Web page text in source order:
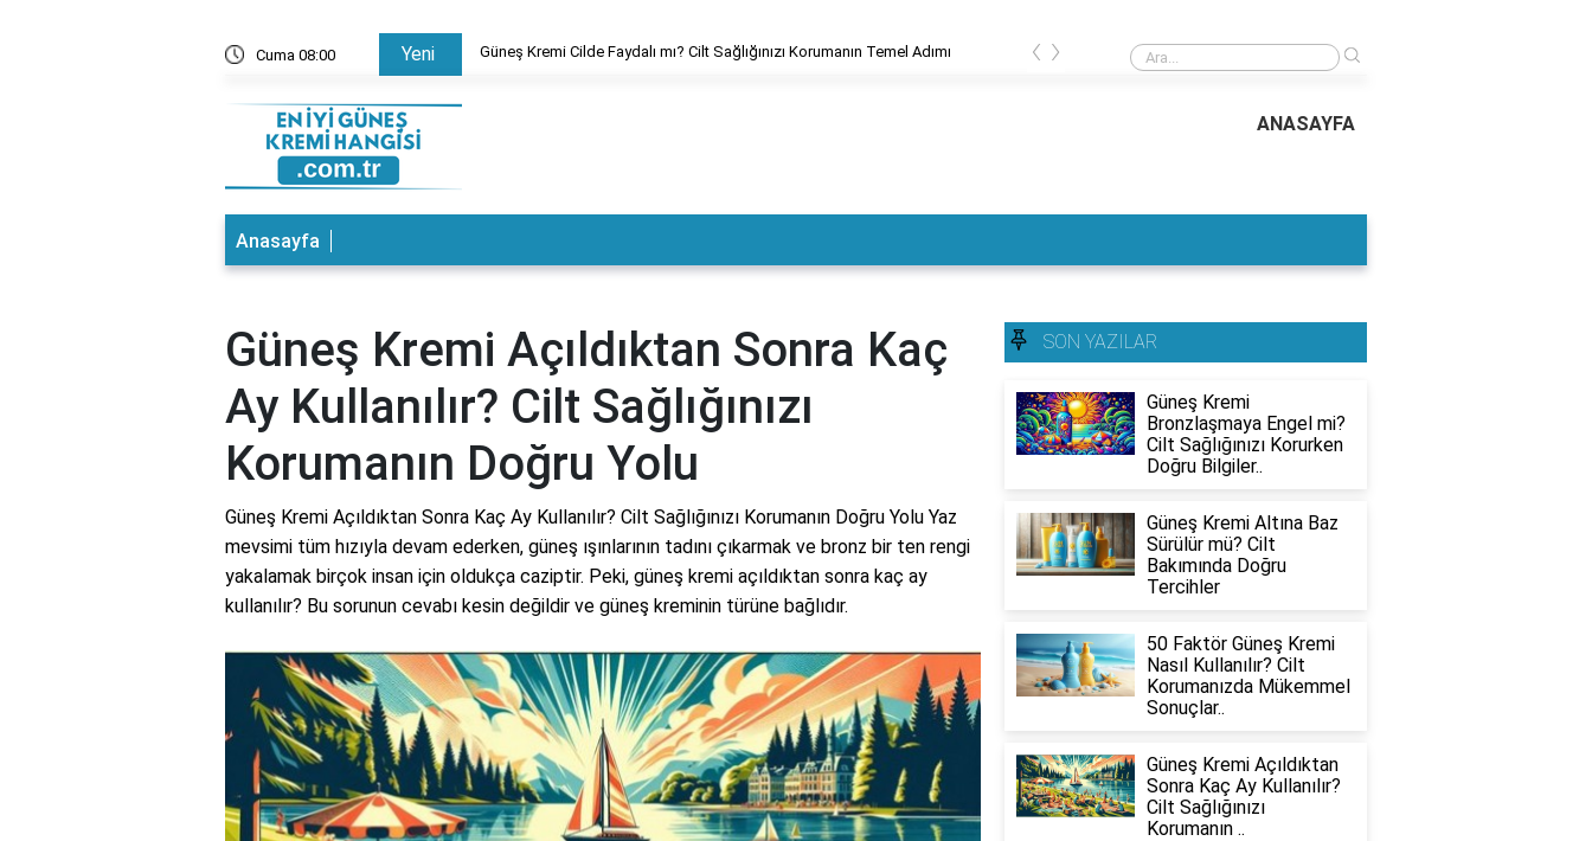
Cuma 08:00 Yeni
Ne Sürülür? Cilt Bakımında Doğru Bilgiler Güneş Kremi Cilde Faydalı mı? Cilt Sağlığınızı Korumanın Temel Adımı
Güneş Kremi Buzdolabına Konur mu? Cilt Sağlığınızı Korumak İçin Doğru
Yöntemleri..
‹ ›
ANASAYFA
Anasayfa
Güneş Kremi Açıldıktan Sonra Kaç
Ay Kullanılır? Cilt Sağlığınızı
Korumanın Doğru Yolu
Güneş Kremi Açıldıktan Sonra Kaç Ay Kullanılır? Cilt Sağlığınızı Korumanın Doğru Yolu Yaz
mevsimi tüm hızıyla devam ederken, güneş ışınlarının tadını çıkarmak ve bronz bir ten rengi
yakalamak birçok insan için oldukça caziptir. Peki, güneş kremi açıldıktan sonra kaç ay
kullanılır? Bu sorunun cevabı kesin değildir ve güneş kreminin türüne bağlıdır.
SON YAZILAR
Güneş Kremi
Bronzlaşmaya Engel mi?
Cilt Sağlığınızı Korurken
Doğru Bilgiler..
Güneş Kremi Altına Baz
Sürülür mü? Cilt
Bakımında Doğru
Tercihler
50 Faktör Güneş Kremi
Nasıl Kullanılır? Cilt
Korumanızda Mükemmel
Sonuçlar..
Güneş Kremi Açıldıktan
Sonra Kaç Ay Kullanılır?
Cilt Sağlığınızı
Korumanın ..